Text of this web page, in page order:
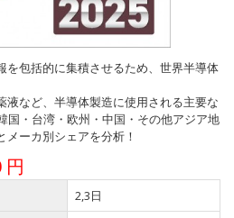
を包括的に集積させるため、世界半導体
液など、半導体製造に使用される主要な
国・台湾・欧州・中国・その他アジア地
ーカ別シェアを分析！
円
2,3日